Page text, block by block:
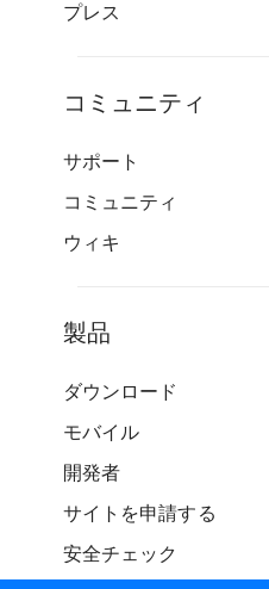
プレス
コミュニティ
サポート
コミュニティ
ウィキ
製品
ダウンロード
モバイル
開発者
サイトを申請する
安全チェック